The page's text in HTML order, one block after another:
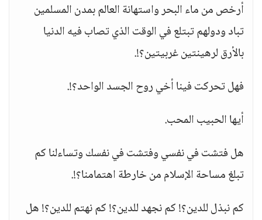
أرخص من ماء البحر واستهانة العالم بمدن المسلمين
تباد ودولهم تبتلع في الوقت الذي تصاب فيه الدنيا
بالأرق لرهينتين غربيتين؟!.
فهل تحركت فينا أخي روح الجسد الواحد؟!.
أيها الحبيب المحب.
هل فتشت في نفسي وفتشت في نفسك وتساءلنا كم
تبلغ مساحة الإسلام من خارطة اهتمامنا؟!.
كم نبذل للدين؟! كم نجهد للدين؟! كم نهتم للدين؟! هل